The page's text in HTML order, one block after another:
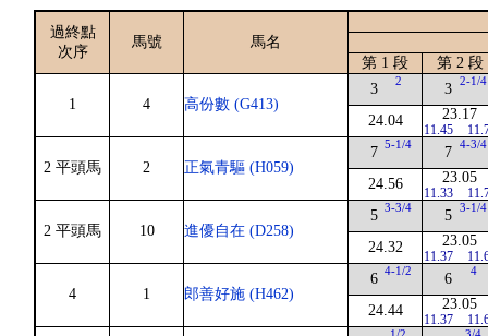
過終點
次序
馬號
馬名
第 1 段
第 2 段
1 4 高份數 (G413)
3 2
24.04
3 2-1/4
23.17
11.45
2 平頭馬 2 正氣青驅 (H059)
7 5-1/4
24.56
7 4-3/4
23.05
11.33
2 平頭馬 10 進優自在 (D258)
5 3-3/4
24.32
5 3-1/4
23.05
11.37
4 1 郎善好施 (H462)
6 4-1/2
24.44
6 4
23.05
11.37